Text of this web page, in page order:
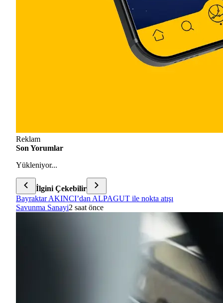
Reklam
Son Yorumlar
Yükleniyor...
İlgini Çekebilir
Bayraktar AKINCI’dan ALPAGUT ile nokta atışı
Savunma Sanayi2 saat önce